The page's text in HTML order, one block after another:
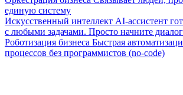
единую систему
Искусственный интеллект AI-ассистент
с любыми задачами. Просто начните диалог
Роботизация бизнеса Быстрая
процессов без программистов (no-code)